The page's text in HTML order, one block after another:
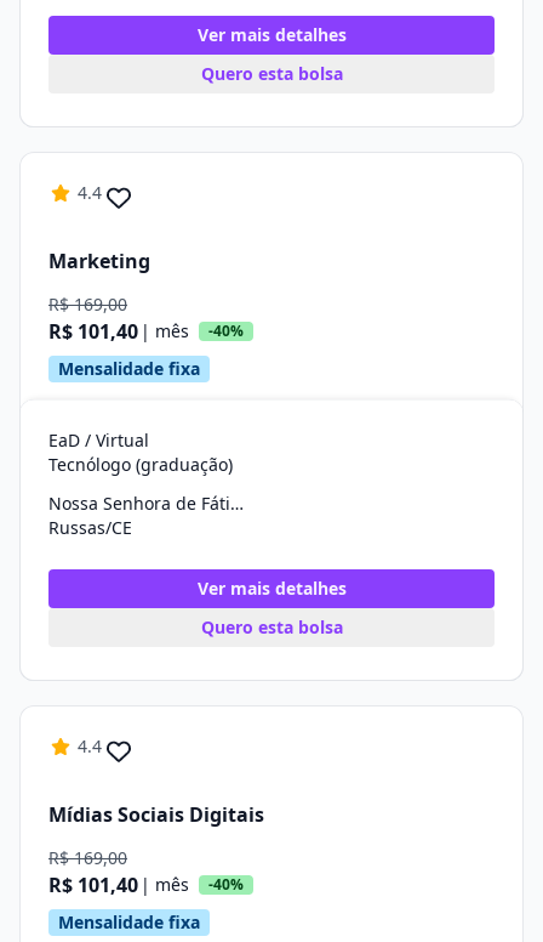
Ver mais detalhes
Quero esta bolsa
4.4
Marketing
R$ 169,00
R$ 101,40 | mês -40%
Mensalidade fixa
EaD / Virtual
Tecnólogo (graduação)
Nossa Senhora de Fátima
Russas/CE
Ver mais detalhes
Quero esta bolsa
4.4
Mídias Sociais Digitais
R$ 169,00
R$ 101,40 | mês -40%
Mensalidade fixa